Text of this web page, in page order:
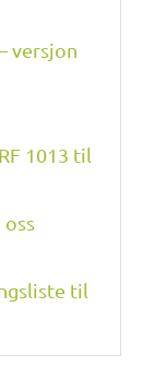
versjon
1013 til
til